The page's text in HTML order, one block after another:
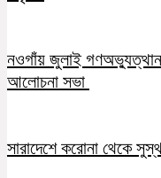
নওগাঁয় জুলাই গণঅভ্যুত্থান
আলোচনা সভা
সারাদেশে করোনা থেকে